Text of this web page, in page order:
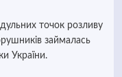
точок розливу
займалась
України.